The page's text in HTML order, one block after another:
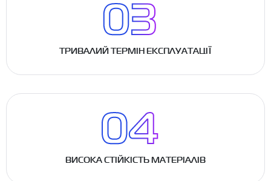
ТРИВАЛИЙ ТЕРМІН ЕКСПЛУАТАЦІЇ
ВИСОКА СТІЙКІСТЬ МАТЕРІАЛІВ